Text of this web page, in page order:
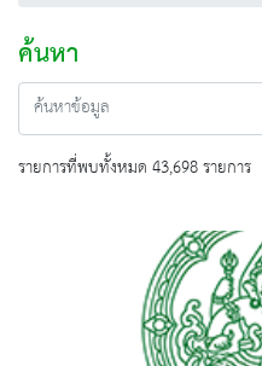
ค้นหา
รายการที่พบทั้งหมด 43,698 รายการ